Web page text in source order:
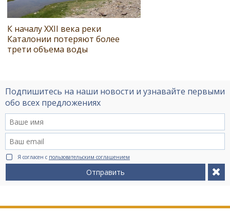
К началу XXII века реки
Каталонии потеряют более
трети объема воды
Подпишитесь на наши новости и узнавайте первыми
обо всех предложениях
Я согласен с пользовательским соглашением
Отправить